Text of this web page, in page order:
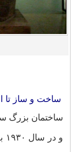
ساخت و ساز تا